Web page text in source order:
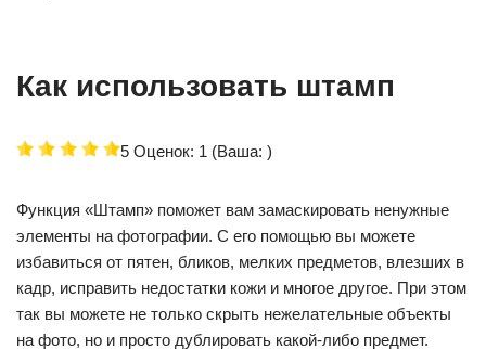
Как использовать штамп
5 Оценок: 1 (Ваша: )
Функция «Штамп» поможет вам замаскировать ненужные
элементы на фотографии. С его помощью вы можете
избавиться от пятен, бликов, мелких предметов, влезших в
кадр, исправить недостатки кожи и многое другое. При этом
так вы можете не только скрыть нежелательные объекты
на фото, но и просто дублировать какой-либо предмет.